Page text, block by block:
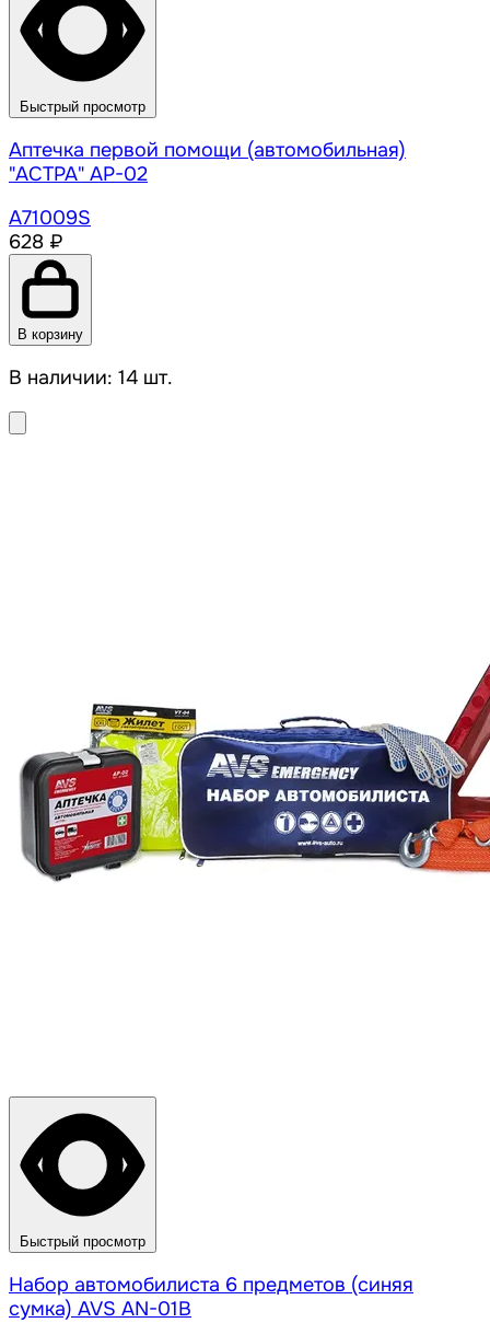
Быстрый просмотр
Аптечка первой помощи (автомобильная)
"АСТРА" AP-02
A71009S
628 ₽
В корзину
В наличии: 14 шт.
Быстрый просмотр
Набор автомобилиста 6 предметов (синяя
сумка) AVS AN-01B